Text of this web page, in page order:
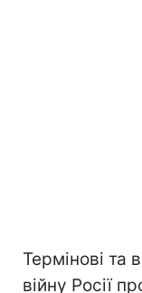
Термінові та
війну Росії